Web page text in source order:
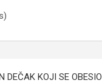
DEČAK KOJI SE